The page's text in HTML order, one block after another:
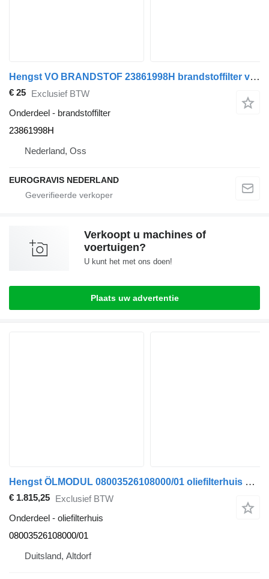
Hengst VO BRANDSTOF 23861998H brandstoffilter voor Volvo trekker
€ 25 Exclusief BTW
Onderdeel - brandstoffilter
23861998H
Nederland, Oss
EUROGRAVIS NEDERLAND
Verkoopt u machines of
voertuigen?
U kunt het met ons doen!
Plaats uw advertentie
Hengst ÖLMODUL 08003526108000/01 oliefilterhuis voor Mercedes-Benz Actros MP 4 vrachtwagen
€ 1.815,25 Exclusief BTW
Onderdeel - oliefilterhuis
08003526108000/01
Duitsland, Altdorf